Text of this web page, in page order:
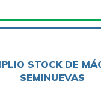
STOCK DE
SEMINUEVAS